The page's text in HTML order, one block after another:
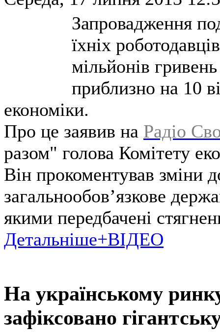
Запровадження
їхніх
мільйонів
приблизно на 10
економіки.
Про це заявив на Радіо
разом" голова Комітету
Він прокоментував зміни
загальнообов’язкове
якими передбачені
Детальніше+ВІДЕО
На українському
зафіксовано